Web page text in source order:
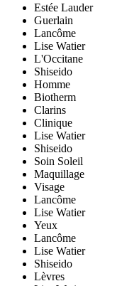
Estée Lauder
Guerlain
Lancôme
Lise Watier
L'Occitane
Shiseido
Homme
Biotherm
Clarins
Clinique
Lise Watier
Shiseido
Soin Soleil
Maquillage
Visage
Lancôme
Lise Watier
Yeux
Lancôme
Lise Watier
Shiseido
Lèvres